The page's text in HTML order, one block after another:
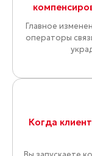
Главное
операторы
Когда